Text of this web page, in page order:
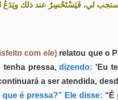
لي، فَيَسْتَحْسِرُ عند ذلك ويَدَعُ
com ele)relatou que o
tenha pressa,dizendo: 'Eu
a ser atendida,
que é pressa?” Ele disse: “É